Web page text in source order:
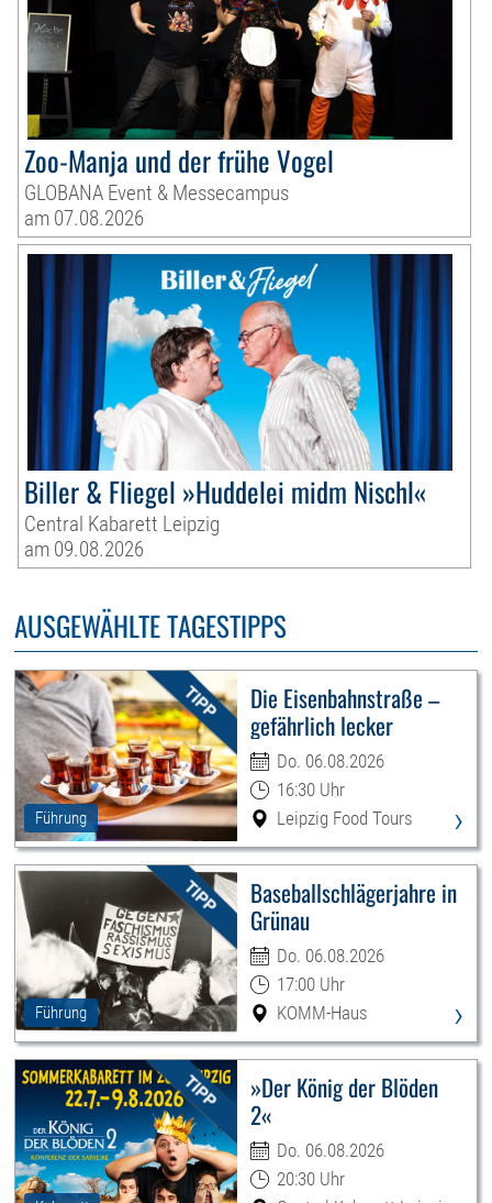
Zoo-Manja und der frühe Vogel
GLOBANA Event & Messecampus
am 07.08.2026
Biller & Fliegel »Huddelei midm Nischl«
Central Kabarett Leipzig
am 09.08.2026
AUSGEWÄHLTE TAGESTIPPS
Führung
Die Eisenbahnstraße –
gefährlich lecker
Do. 06.08.2026
16:30 Uhr
Leipzig Food Tours
›
Führung
Baseballschlägerjahre in
Grünau
Do. 06.08.2026
17:00 Uhr
KOMM-Haus
›
»Der König der Blöden
2«
Do. 06.08.2026
20:30 Uhr